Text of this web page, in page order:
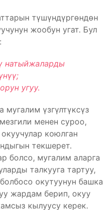
түшүндүргөндөн
жообун угат. Бул
натыйжаларды
угуу.
үзгүлтүксүз
менен суроо,
коюлган
текшерет.
болсо, мугалим аларга
талкууга тартуу,
окутуунун башка
жардам берип, окуу
кылуусу керек.